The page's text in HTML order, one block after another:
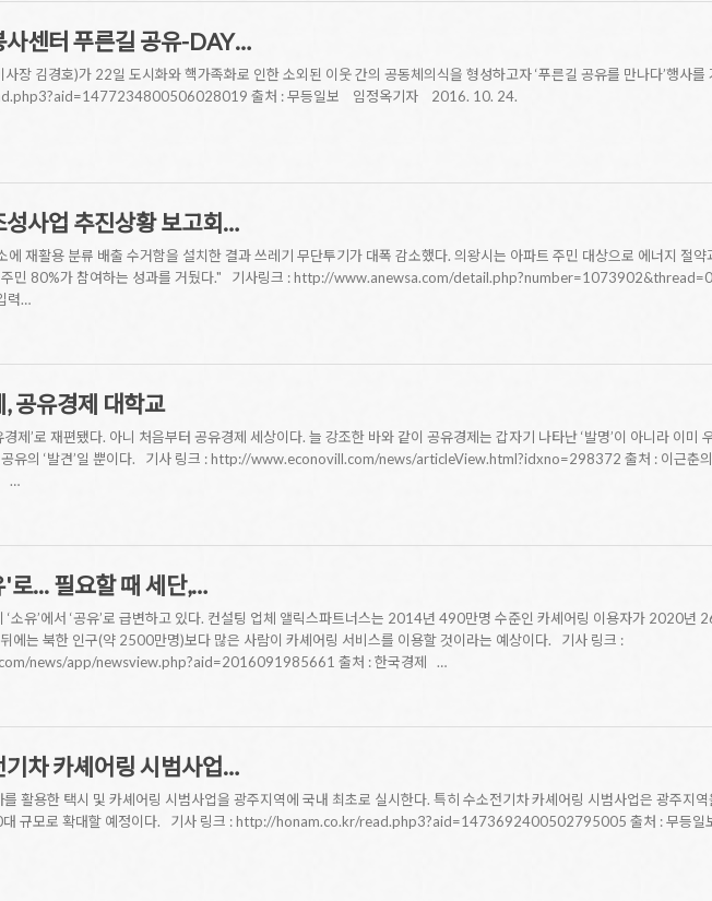
사센터 푸른길 공유-DAY…
장 김경호)가 22일 도시화와 핵가족화로 인한 소외된 이웃 간의 공동체의식을 형성하고자 ‘푸른길 공유를 만나다’행사
출처 : 무등일보 임정옥기자 2016. 10. 24.
성사업 추진상황 보고회…
에 재활용 분류 배출 수거함을 설치한 결과 쓰레기 무단투기가 대폭 감소했다. 의왕시는 아파트 주민 대상으로 에너지 절
주민 80%가 참여하는 성과를 거뒀다." 기사링크 : http://www.anewsa.com/
력…
공유경제 대학교
경제’로 재편됐다. 아니 처음부터 공유경제 세상이다. 늘 강조한 바와 같이 공유경제는 갑자기 나타난 ‘발명’이 아니라 이미
공유의 ‘발견’일 뿐이다. 기사 링크 : http://www.econovill.com/news/articleView.html?idxno=298372 출처 : 이근춘
…
... 필요할 때 세단,…
‘소유’에서 ‘공유’로 급변하고 있다. 컨설팅 업체 앨릭스파트너스는 2014년 490만명 수준인 카셰어링 이용자가 2020년
에는 북한 인구(약 2500만명)보다 많은 사람이 카셰어링 서비스를 이용할 것이라는 예상이다. 기사 링크 :
news/app/newsview.php?aid=2016091985661 출처 : 한국경제 …
기차 카셰어링 시범사업…
활용한 택시 및 카셰어링 시범사업을 광주지역에 국내 최초로 실시한다. 특히 수소전기차 카셰어링 시범사업은 광주지
대 규모로 확대할 예정이다. 기사 링크 : http://honam.co.kr/read.php3?aid=1473692400502795005 출처 : 무등